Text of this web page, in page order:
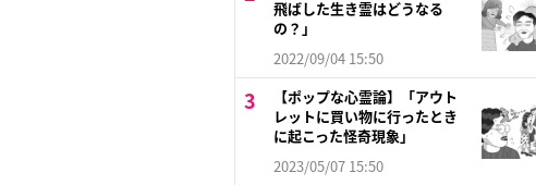
飛ばした生き霊はどうなる
の？」
2022/09/04 15:50
【ポップな心霊論】「アウト
レットに買い物に行ったとき
に起こった怪奇現象」
2023/05/07 15:50